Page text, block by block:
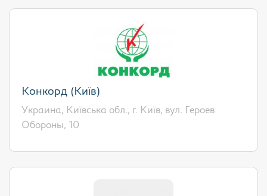
Конкорд (Київ)
Украина, Київська обл., г. Київ, вул. Героев
Обороны, 10